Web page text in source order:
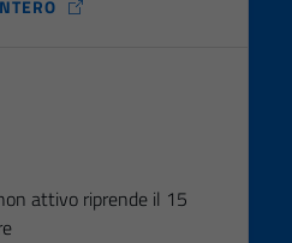
attivo riprende il 15